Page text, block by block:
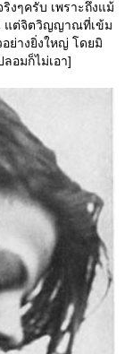
งๆครับ เพราะถึงแม้
แต่จิตวิญญาณที่เข้ม
ย่างยิ่งใหญ่ โดยมิ
อมก็ไม่เอา]